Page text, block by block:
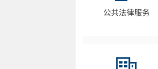
公共法律服务